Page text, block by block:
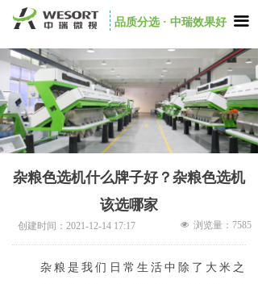
品质分选 · 中瑞效果好 끀
创建时间： 2021-12-14 17:17
杂粮色选机什么牌子好？杂粮色选机
该选哪家
넶 浏览量： 7585
杂粮是我们日常生活中除了大米之